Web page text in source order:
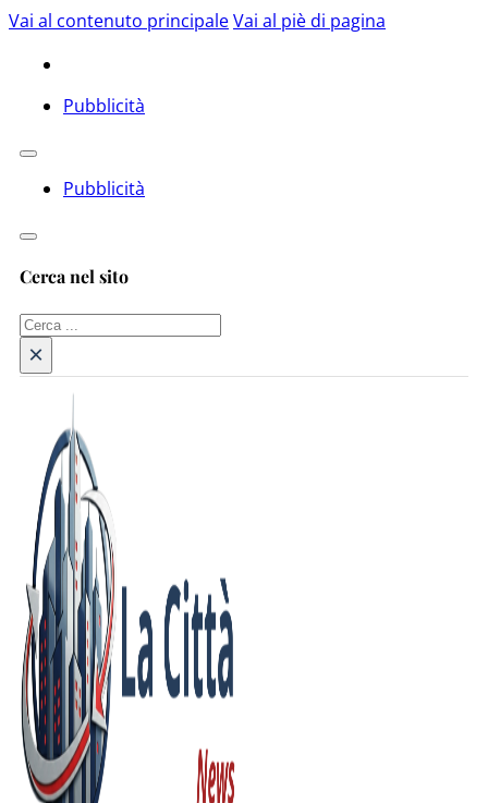
Vai al contenuto principaleVai al piè di pagina
Pubblicità
Pubblicità
Cerca nel sito
Cerca
×